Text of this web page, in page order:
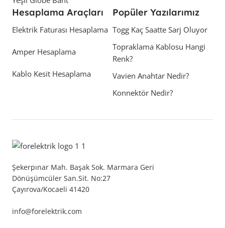
Hesaplama Araçları
Elektrik Faturası Hesaplama
Amper Hesaplama
Kablo Kesit Hesaplama
Popüler Yazılarımız
Togg Kaç Saatte Sarj Oluyor
Topraklama Kablosu Hangi
Renk?
Vavien Anahtar Nedir?
Konnektör Nedir?
Şekerpınar Mah. Başak Sok. Marmara Geri
Dönüşümcüler San.Sit. No:27
Çayırova/Kocaeli 41420
info@forelektrik.com